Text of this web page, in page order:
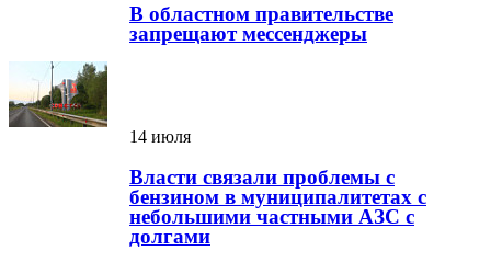
В областном правительстве
запрещают мессенджеры
14 июля
Власти связали проблемы с
бензином в муниципалитетах с
небольшими частными АЗС с
долгами